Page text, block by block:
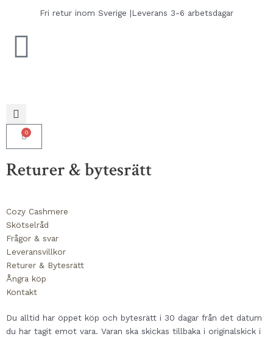
Fri retur inom Sverige |Leverans 3-6 arbetsdagar
0
Varukorg
Returer & bytesrätt
Cozy Cashmere
Skötselråd
Frågor & svar
Leveransvillkor
Returer & Bytesrätt
Ångra köp
Kontakt
Du alltid har öppet köp och bytesrätt i 30 dagar från det datum
du har tagit emot vara. Varan ska skickas tillbaka i originalskick i